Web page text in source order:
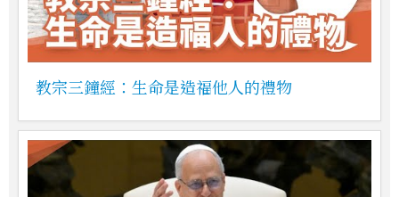
教宗三鐘經：生命是造福他人的禮物